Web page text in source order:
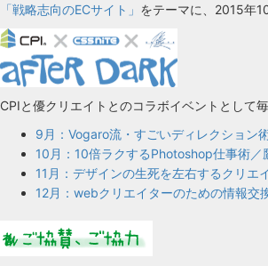
「戦略志向のECサイト」 をテーマに、2015年
CPIと優クリエイトとのコラボイベントとして
9月：Vogaro流・すごいディレクション
10月：10倍ラクするPhotoshop仕事術
11月：デザインの生死を左右するクリ
12月：webクリエイターのための情報